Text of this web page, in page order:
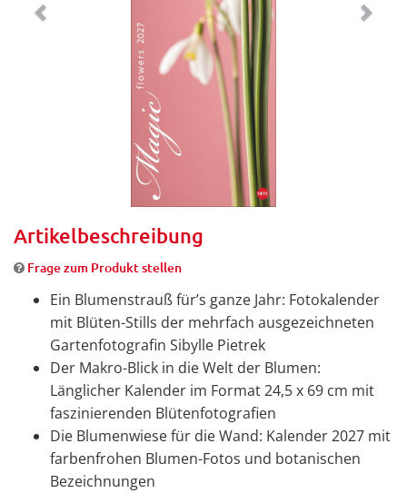
Artikelbeschreibung
Frage zum Produkt stellen
Ein Blumenstrauß für’s ganze Jahr: Fotokalender
mit Blüten-Stills der mehrfach ausgezeichneten
Gartenfotografin Sibylle Pietrek
Der Makro-Blick in die Welt der Blumen:
Länglicher Kalender im Format 24,5 x 69 cm mit
faszinierenden Blütenfotografien
Die Blumenwiese für die Wand: Kalender 2027 mit
farbenfrohen Blumen-Fotos und botanischen
Bezeichnungen